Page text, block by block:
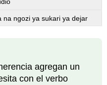
na ngozi ya sukari ya dejar
agregan un
con el verbo